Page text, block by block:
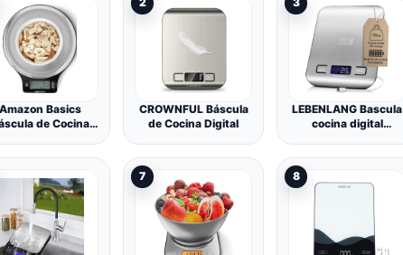
Amazon Basics
de Cocina
de Acero
(Pilas
Incluidas), Pesa
hasta 11 Libras,
Negro
CROWNFUL Báscula
de Cocina Digital
LEBENLANG Bascula
cocina digital
7 8